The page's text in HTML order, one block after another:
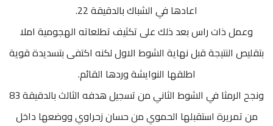
اعادها في الشباك بالدقيقة 22.
وعمل ذات راس بعد ذلك على تكثيف تطلعاته الهجومية املا
بتقليص النتيجة قبل نهاية الشوط الاول لكنه اكتفى بتسديدة قوية
اطلقها النوايشة وردها القائم.
ونجح الرمثا في الشوط الثاني من تسجيل هدفه الثالث بالدقيقة 83
من تمريرة استقبلها الحموي من حسان زحراوي ووضعها داخل